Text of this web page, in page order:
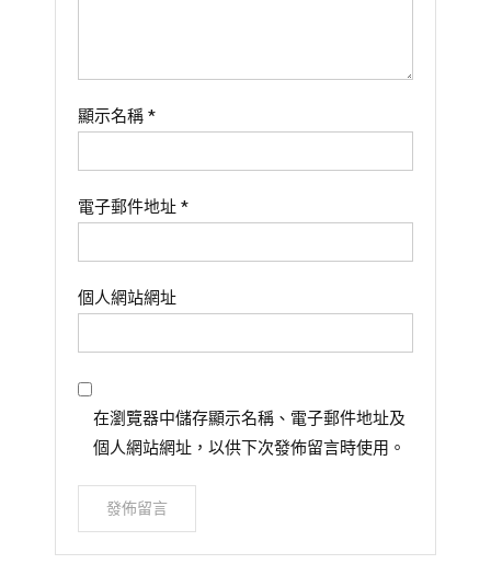
顯示名稱 *
電子郵件地址 *
個人網站網址
在瀏覽器中儲存顯示名稱、電子郵件地址及
個人網站網址，以供下次發佈留言時使用。